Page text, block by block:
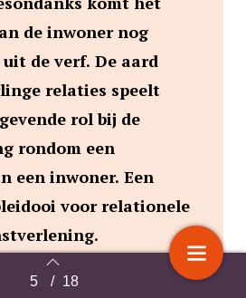
5 / 18
de inwoner nog
de verf. De aard
relaties speelt
rol bij de
rondom een
een inwoner. Een
voor relationele